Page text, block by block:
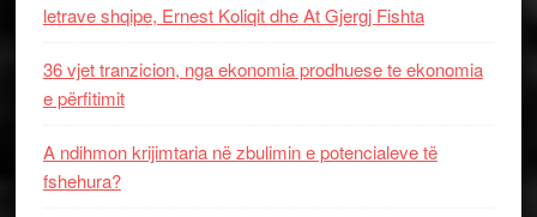
letrave shqipe, Ernest Koliqit dhe At Gjergj Fishta
36 vjet tranzicion, nga ekonomia prodhuese te ekonomia
e përfitimit
A ndihmon krijimtaria në zbulimin e potencialeve të
fshehura?